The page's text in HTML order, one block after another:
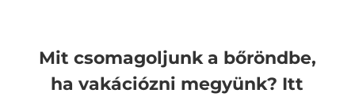
Mit csomagoljunk a bőröndbe,
ha vakációzni megyünk? Itt